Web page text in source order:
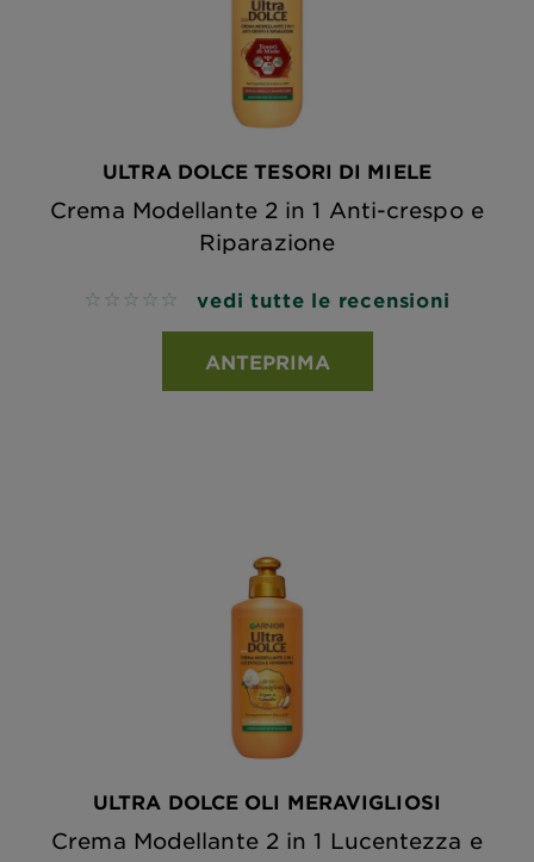
ULTRA DOLCE TESORI DI MIELE
Crema Modellante 2 in 1 Anti-crespo e
Riparazione
No reviews vedi tutte le recensioni
ANTEPRIMA
ULTRA DOLCE OLI MERAVIGLIOSI
Crema Modellante 2 in 1 Lucentezza e